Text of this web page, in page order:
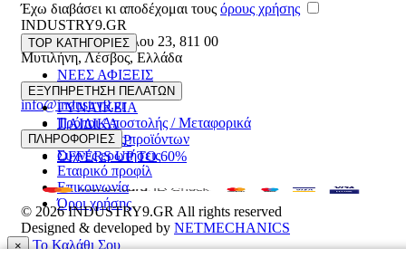
Έχω διαβάσει κι αποδέχομαι τους όρους χρήσης
INDUSTRY9.GR
Ελευθέριου Βενιζέλου 23, 811 00
Μυτιλήνη,Λέσβος,Ελλάδα
22510 55629
info@industry9.gr
TOP ΚΑΤΗΓΟΡΙΕΣ
ΝΕΕΣ ΑΦΙΞΕΙΣ
ΑΝΔΡΙΚΑ
ΓΥΝΑΙΚΕΙΑ
ΠΑΙΔΙΚΑ
ΑΞΕΣΟΥΑΡ
OFFERS UP TO 60%
ΕΞΥΠΗΡΕΤΗΣΗ ΠΕΛΑΤΩΝ
Τρόποι Αποστολής / Μεταφορικά
Επιστροφές προϊόντων
Συχνές ερωτήσεις
ΠΛΗΡΟΦΟΡΙΕΣ
Εταιρικό προφίλ
Επικοινωνία
Όροι χρήσης
© 2026INDUSTRY9.GR All rights reserved
Designed & developed by NETMECHANICS
× Το Καλάθι Σου